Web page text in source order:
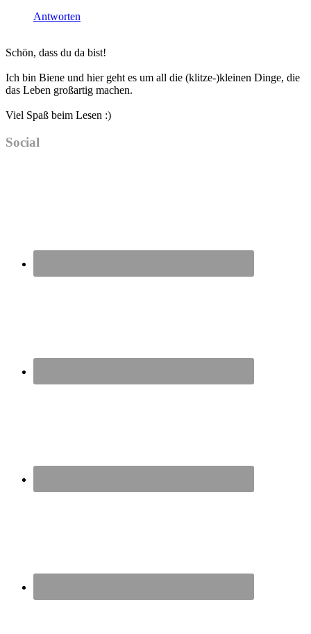
Antworten
Sidebar
Schön, dass du da bist!
Ich bin Biene und hier geht es um all die (klitze-)kleinen Dinge, die
das Leben großartig machen.
Viel Spaß beim Lesen :)
Social